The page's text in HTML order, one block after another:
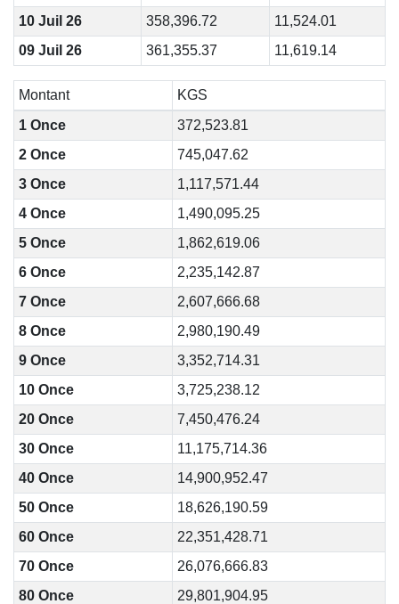
10 Juil 26
358,396.72
11,524.01
09 Juil 26
361,355.37 11,619.14
Montant
KGS
1 Once
372,523.81
2 Once
745,047.62
3 Once
1,117,571.44
4 Once
1,490,095.25
5 Once
1,862,619.06
6 Once
2,235,142.87
7 Once
2,607,666.68
8 Once
2,980,190.49
9 Once
3,352,714.31
10 Once
3,725,238.12
20 Once
7,450,476.24
30 Once
11,175,714.36
40 Once
14,900,952.47
50 Once
18,626,190.59
60 Once
22,351,428.71
70 Once
26,076,666.83
80 Once
29,801,904.95